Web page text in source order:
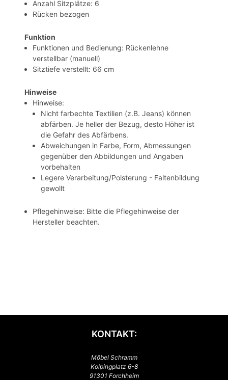
Anzahl Sitzplätze: 6
Rücken bezogen
Funktion
Funktionen und Bedienung: Rückenlehne
verstellbar (manuell)
Sitztiefe verstellt: 66 cm
Hinweise
Hinweise:
Nicht farbechte Textilien (z.B. Jeans) können
abfärben. Je heller der Bezug, desto Höher ist
die Gefahr des Abfärbens.
Abweichungen in Farbe, Form, Abmessungen
gegenüber den Abbildungen und Angaben
vorbehalten
Legere Verarbeitung/Polsterung - Faltenbildung
gewollt
Pflegehinweise: Bitte die Pflegehinweise der
Hersteller beachten.
KONTAKT:
Möbel Schramm
Kolpingplatz 6-8
91301 Forchheim